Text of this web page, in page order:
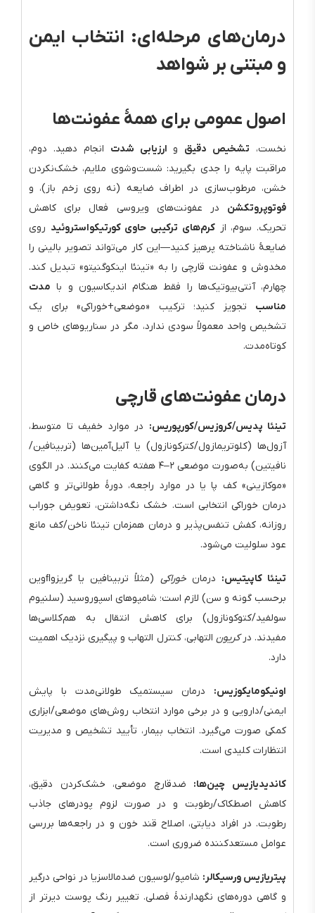
درمان‌های مرحله‌ای: انتخاب ایمن
و مبتنی بر شواهد
اصول عمومی برای همهٔ عفونت‌ها
نخست، تشخیص دقیق و ارزیابی شدت انجام دهید. دوم،
مراقبت پایه را جدی بگیرید: شست‌وشوی ملایم، خشک‌نکردن
خشن، مرطوب‌سازی در اطراف ضایعه (نه روی زخم باز)، و
فوتوپروتکشن در عفونت‌های ویروسی فعال برای کاهش
تحریک. سوم، ازکرم‌های ترکیبی حاوی کورتیکواستروئید روی
ضایعهٔ ناشناخته پرهیز کنید—این کار می‌تواند تصویر بالینی را
مخدوش و عفونت قارچی را به «تینئا اینکوگنیتو» تبدیل کند.
چهارم، آنتی‌بیوتیک‌ها را فقط هنگام اندیکاسیون و با مدت
مناسب تجویز کنید؛ ترکیب «موضعی+خوراکی» برای یک
تشخیص واحد معمولاً سودی ندارد، مگر در سناریوهای خاص و
کوتاه‌مدت.
درمان عفونت‌های قارچی
تینئا پدیس/کروزیس/کورپوریس: در موارد خفیف تا متوسط،
آزول‌ها (کلوتریمازول/کترکونازول) یا آلیل‌آمین‌ها (تربینافین/
نافیتین) به‌صورت موضعی ۲–۴ هفته کفایت می‌کنند. در الگوی
«موکازینی» کف پا یا در موارد راجعه، دورهٔ طولانی‌تر و گاهی
درمان خوراکی انتخابی است. خشک نگه‌داشتن، تعویض جوراب
روزانه، کفش تنفس‌پذیر و درمان همزمان تینئا ناخن/کف مانع
عود سلولیت می‌شود.
تینئا کاپیتیس: درمانخوراکی
(مثلاً تربینافین یا گریزوﬂوین
برحسب گونه و سن) لازم است؛ شامپوهای اسپوروسید (سلنیوم
سولفید/کتوکونازول) برای کاهش انتقال به هم‌کلاسی‌ها
مفیدند. درکریون التهابی، کنترل التهاب و پیگیری نزدیک اهمیت
دارد.
اونیکومایکوزیس: درمان سیستمیک طولانی‌مدت با پایش
ایمنی/دارویی و در برخی موارد انتخاب روش‌های موضعی/ابزاری
کمکی صورت می‌گیرد. انتخاب بیمار، تأیید تشخیص و مدیریت
انتظارات کلیدی است.
کاندیدیازیس چین‌ها: ضدقارچ موضعی، خشک‌کردن دقیق،
کاهش اصطکاک/رطوبت و در صورت لزوم پودرهای جاذب
رطوبت. در افراد دیابتی، اصلاح قند خون و در راجعه‌ها بررسی
عوامل مستعدکننده ضروری است.
پیتریازیس ورسیکالر: شامپو/لوسیون ضدمالاسزیا در نواحی درگیر
و گاهی دوره‌های نگهدارندهٔ فصلی. تغییر رنگ پوست دیرتر از